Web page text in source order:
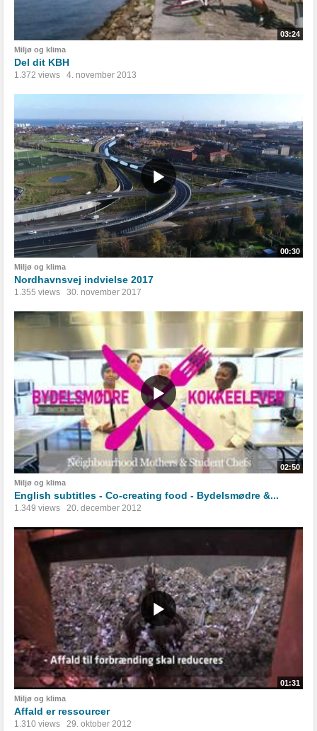
03:24
Miljø og klima
Del dit KBH
1.372 views 4. november 2013
00:30
Miljø og klima
Nordhavnsvej indvielse 2017
1.355 views 30. november 2017
02:50
Miljø og klima
English subtitles - Co-creating food - Bydelsmødre &...
1.349 views 20. december 2012
01:31
Miljø og klima
Affald er ressourcer
1.310 views 29. oktober 2012